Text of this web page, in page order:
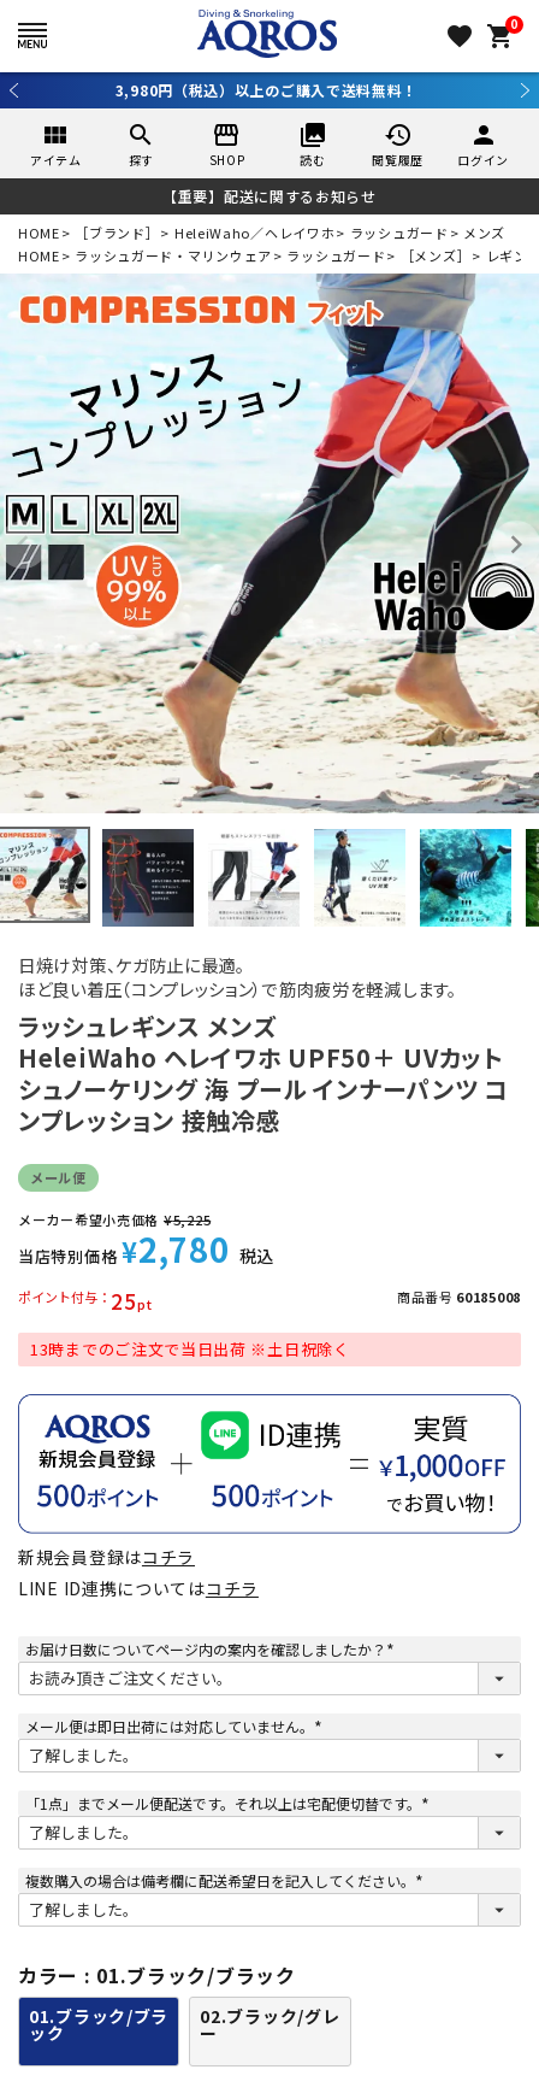
favorite 0
shopping_cart
新規アプリ会員登録で10％OFF！詳しくはコチラ ＞
view_module
アイテム
search
探す
storefront
SHOP
collections
読む
history
閲覧履歴
person
ログイン
【重要】配送に関するお知らせ
HOME ［ブランド］ HeleiWaho／ヘレイワホ ラッシュガード
メンズ
HOME
ラッシュガード・マリンウェア ラッシュガード ［メンズ］ レギン
日焼け対策、ケガ防止に最適。
ほど良い着圧（コンプレッション）で筋肉疲労を軽減します。
ラッシュレギンス メンズ
HeleiWaho ヘレイワホ UPF50＋ UVカット
シュノーケリング 海 プール インナーパンツ コ
ンプレッション 接触冷感
メール便
メーカー希望小売価格 ¥5,225
当店特別価格 ¥2,780 税込
25
ポイント付与 商品番号 60185008
13時までのご注文で当日出荷 ※土日祝除く
新規会員登録はコチラ
LINE ID連携についてはコチラ
お届け日数についてページ内の案内を確認しましたか？
(
須
メール便は即日出荷には対応していません。
(
須
「1点」までメール便配送です。それ以上は宅配便切替です。
(
須
複数購入の場合は備考欄に配送希望日を記入してください。
(
須
カラー 01.ブラック/ブラック
01.ブラック/ブラ
ック
02.ブラック/グレ
ー